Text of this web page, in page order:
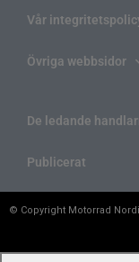
Vår
Övriga webbsidor
De ledande
Publicerat
© Copyright Motorrad